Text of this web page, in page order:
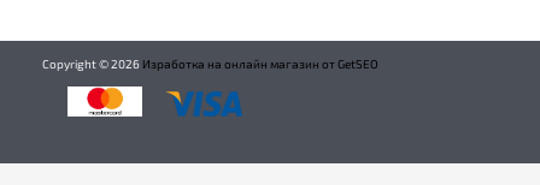
Copyright ©2026 Изработка на онлайн магазин от GetSEO